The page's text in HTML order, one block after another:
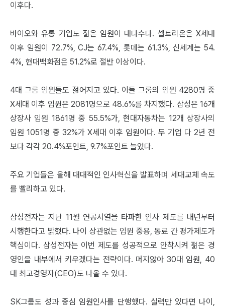
이후다.
바이오와 유통 기업도 젊은 임원이 대다수다. 셀트리온은 X세대
이후 임원이 72.7%, CJ는 67.4%, 롯데는 61.3%, 신세계는 54.
4%, 현대백화점은 51.2%로 절반 이상이다.
4대 그룹 임원들도 젊어지고 있다. 이들 그룹의 임원 4280명 중
X세대 이후 임원은 2081명으로 48.6%를 차지했다. 삼성은 16개
상장사 임원 1861명 중 55.5%가, 현대자동차는 12개 상장사의
임원 1051명 중 32%가 X세대 이후 임원이다. 두 기업 다 2년 전
보다 각각 20.4%포인트, 9.7%포인트 늘었다.
주요 기업들은 올해 대대적인 인사혁신을 발표하며 세대교체 속도
를 빨리하고 있다.
삼성전자는 지난 11월 연공서열을 타파한 인사 제도를 내년부터
시행한다고 밝혔다. 나이 상관없는 임원 중용, 동료 간 평가제도가
핵심이다. 삼성전자는 이번 제도를 성공적으로 안착시켜 젊은 경
영인을 내부에서 키우겠다는 전략이다. 머지않아 30대 임원, 40
대 최고경영자(CEO)도 나올 수 있다.
SK그룹도 성과 중심 임원인사를 단행했다. 실력만 있다면 나이,